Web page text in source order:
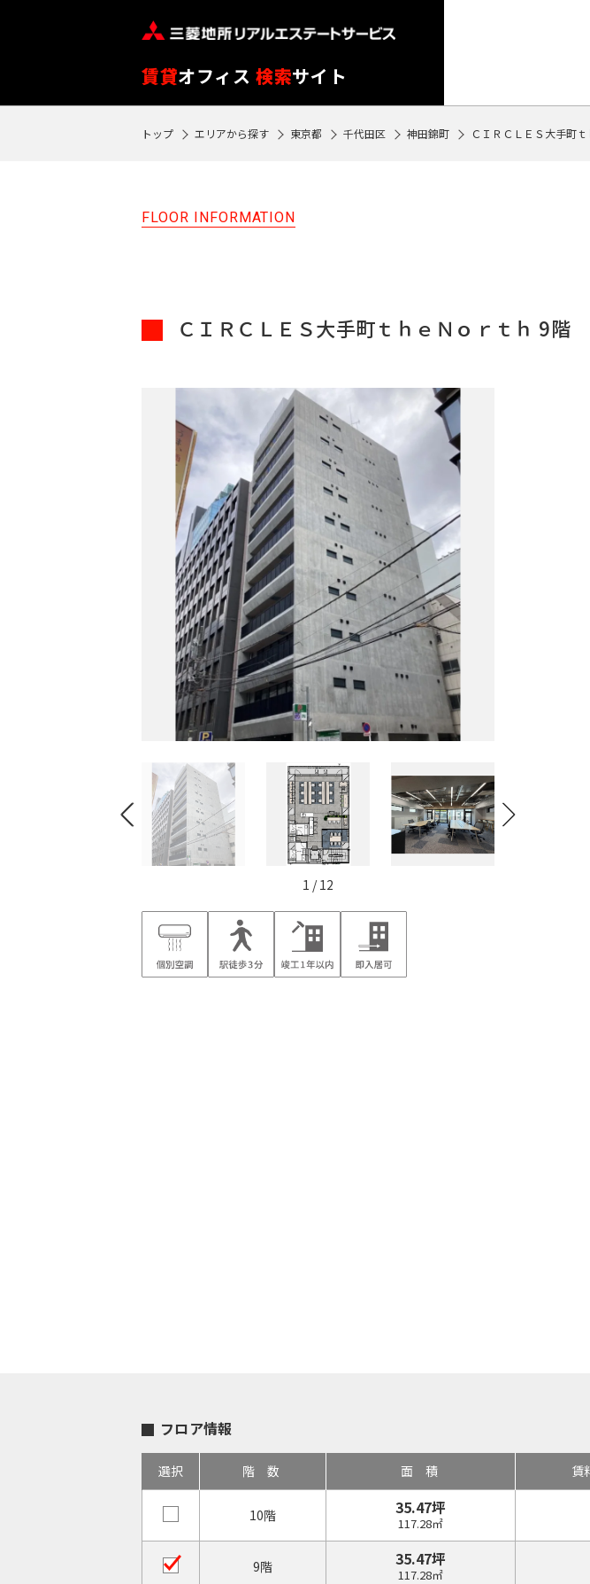
賃貸オフィス検索サイト
SEARCH
トップ エリアから探す 東京都 千代田区 神田錦町 ＣＩＲＣＬＥＳ大手町
FLOOR INFORMATION
ＣＩＲＣＬＥＳ大手町ｔｈｅＮｏｒｔｈ 9階
1 /12
フロア情報
選択 階数 面積 賃
10階 35.47坪
117.28㎡
9階 35.47坪
117.28㎡
閲
覧
が
閉じる